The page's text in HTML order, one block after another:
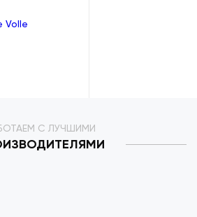
Volle
С ЛУЧШИМИ